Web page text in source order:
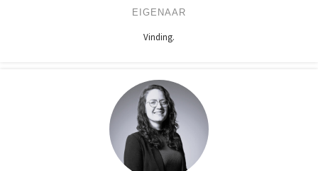
EIGENAAR
Vinding.